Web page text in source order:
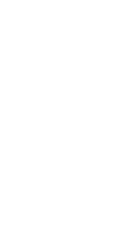
une nouvelle